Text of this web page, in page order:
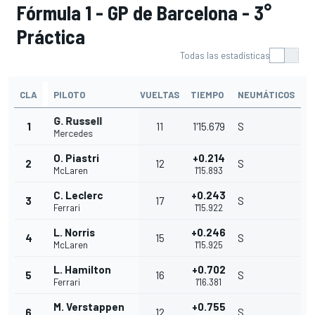
Fórmula 1 - GP de Barcelona - 3°
Práctica
Todas las estadísticas
CLA PILOTO VUELTAS TIEMPO NEUMÁTICOS
1 G. Russell
Mercedes
11 1'15.679 S
2 O. Piastri
McLaren
12 +0.214
1'15.893
S
3 C. Leclerc
Ferrari
17 +0.243
1'15.922
S
4 L. Norris
McLaren
15 +0.246
1'15.925
S
5 L. Hamilton
Ferrari
16 +0.702
1'16.381
S
6 M. Verstappen 12 +0.755 S